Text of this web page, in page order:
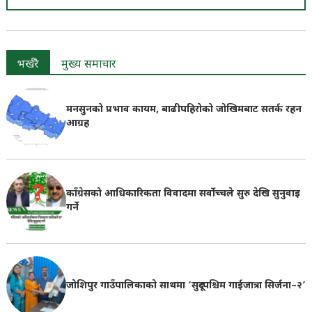
भर्खरै मुख्य समाचार
मनसुनको प्रभाव कायम, बाढीपहिरोको जोखिमबाट सतर्क रहन
आग्रह
काँग्रेसको आधिकारिकता विवादमा सर्वोच्चले सुरु देखि सुनुवाइ
गर्ने
जोशिपुर गाउँपालिकाको साथमा ‘सुदूरपश्चिम गाईजात्रा सिर्जना–२’